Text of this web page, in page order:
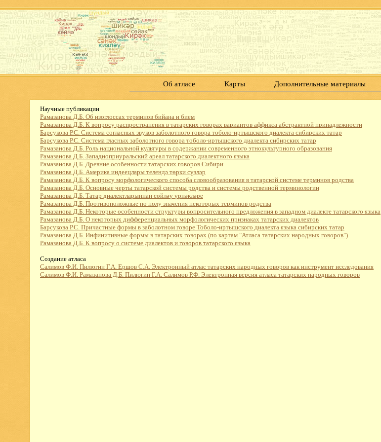
Об атласе Карты Дополнительные материалы
Научные публикации
Рамазанова Д.Б. Об изоглоссах терминов бийана и бием
Рамазанова Д.Б. К вопросу распространения в татарских говорах вариантов аффикса абстрактной принадлежности
Барсукова Р.С. Система согласных звуков заболотного говора тоболо-иртышского диалекта сибирских татар
Барсукова Р.С. Система гласных заболотного говора тоболо-иртышского диалекта сибирских татар
Рамазанова Д.Б. Роль национальной культуры в содержании современного этнокультурного образования
Рамазанова Д.Б. Западноприуральский ареал татарского диалектного языка
Рамазанова Д.Б. Древние особенности татарских говоров Сибири
Рамазанова Д.Б. Америка индеецлары телендә төрки сүзләр
Рамазанова Д.Б. К вопросу морфологического способа словообразования в татарской системе терминов родства
Рамазанова Д.Б. Основные черты татарской системы родства и системы родственной терминологии
Рамазанова Д.Б. Татар диалектларыннан сөйләү үрнәкләре
Рамазанова Д.Б. Противоположные по полу значения некоторых терминов родства
Рамазанова Д.Б. Некоторые особенности структуры вопросительного предложения в западном диалекте татарского языка
Рамазанова Д.Б. О некоторых дифференциальных морфологических признаках татарских диалектов
Барсукова Р.С. Причастные формы в заболотном говоре Тоболо-иртышского диалекта языка сибирских татар
Рамазанова Д.Б. Инфинитивные формы в татарских говорах (по картам "Атласа татарских народных говоров")
Рамазанова Д.Б. К вопросу о системе диалектов и говоров татарского языка
Создание атласа
Салимов Ф.И. Пилюгин Г.А. Ершов С.А. Электронный атлас татарских народных говоров как инструмент исследования
Салимов Ф.И. Рамазанова Д.Б. Пилюгин Г.А. Салимов Р.Ф. Электронная версия атласа татарских народных говоров